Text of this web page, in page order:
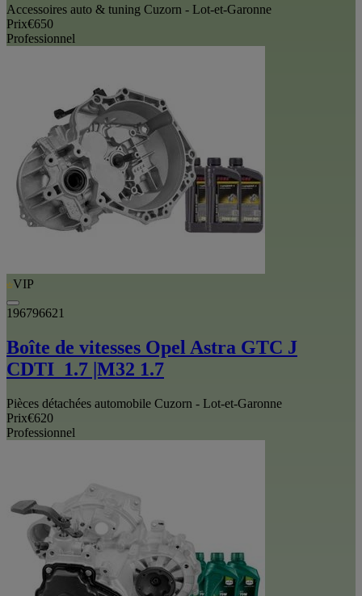
Accessoires auto & tuning Cuzorn - Lot-et-Garonne
Prix€650
Professionnel
VIP
196796621
Boîte de vitesses Opel Astra GTC J
CDTI_1.7 |M32 1.7
Pièces détachées automobile Cuzorn - Lot-et-Garonne
Prix€620
Professionnel